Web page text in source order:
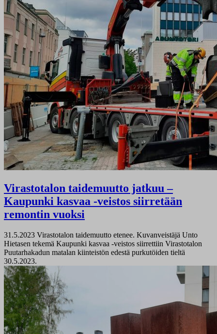
Virastotalon taidemuutto jatkuu –
Kaupunki kasvaa -veistos siirretään
remontin vuoksi
31.5.2023 Virastotalon taidemuutto etenee. Kuvanveistäjä Unto
Hietasen tekemä Kaupunki kasvaa -veistos siirrettiin Virastotalon
Puutarhakadun matalan kiinteistön edestä purkutöiden tieltä
30.5.2023.